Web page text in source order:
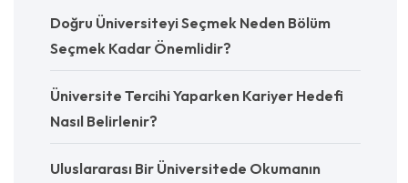
Doğru Üniversiteyi Seçmek Neden Bölüm
Seçmek Kadar Önemlidir?
Üniversite Tercihi Yaparken Kariyer Hedefi
Nasıl Belirlenir?
Uluslararası Bir Üniversitede Okumanın